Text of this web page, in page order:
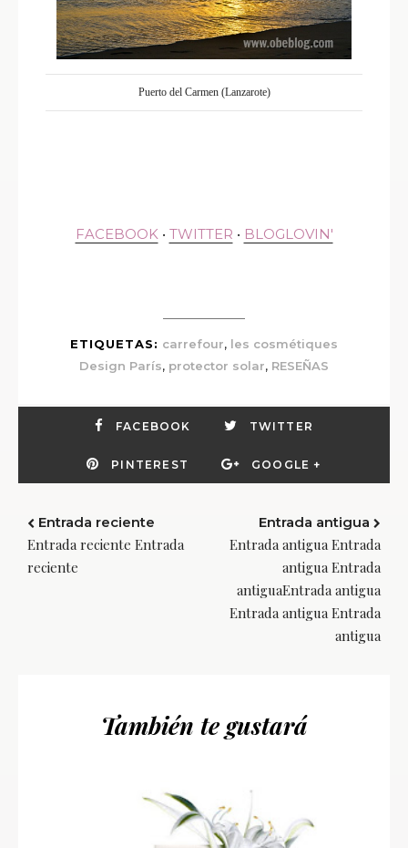
Puerto del Carmen (Lanzarote)
FACEBOOK • TWITTER • BLOGLOVIN'
ETIQUETAS: carrefour, les cosmétiques
Design París, protector solar, RESEÑAS
FACEBOOK TWITTER
PINTEREST GOOGLE +
Entrada reciente
Entrada reciente Entrada
reciente
Entrada antigua
Entrada antigua Entrada
antigua Entrada
antiguaEntrada antigua
Entrada antigua Entrada
antigua
También te gustará